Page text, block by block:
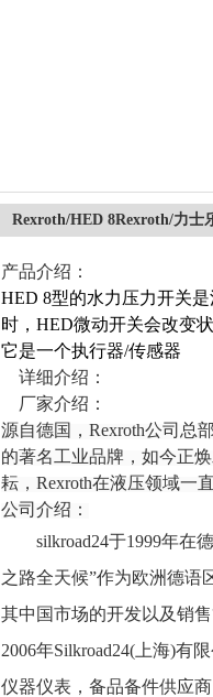
Rexroth/HED 8Rexroth/力士
产品介绍 ：
HED 8型的水力压力开关
时，HED微动开关会改变
它是一个执行器/传感器
详细介绍：
厂家介绍：
源自德国， Rexroth公司总
的著名工业品牌，如今正
耘，Rexroth在液压领域一
公司介绍：
silkroad24于1999年在
之路全天候”作为欧洲德语
其中国市场的开发以及销
2006年Silkroad24(上海)有
仪器仪表，备品备件供应